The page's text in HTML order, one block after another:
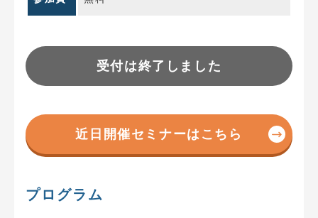
受付は終了しました
近日開催セミナーはこちら
プログラム